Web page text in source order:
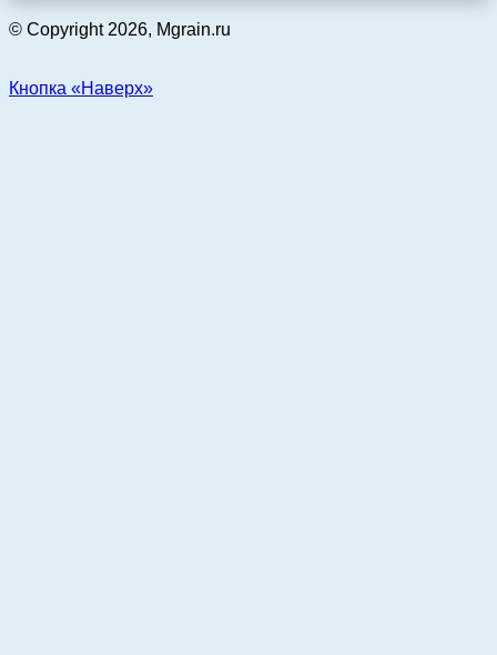
© Copyright 2026, Mgrain.ru
Кнопка «Наверх»